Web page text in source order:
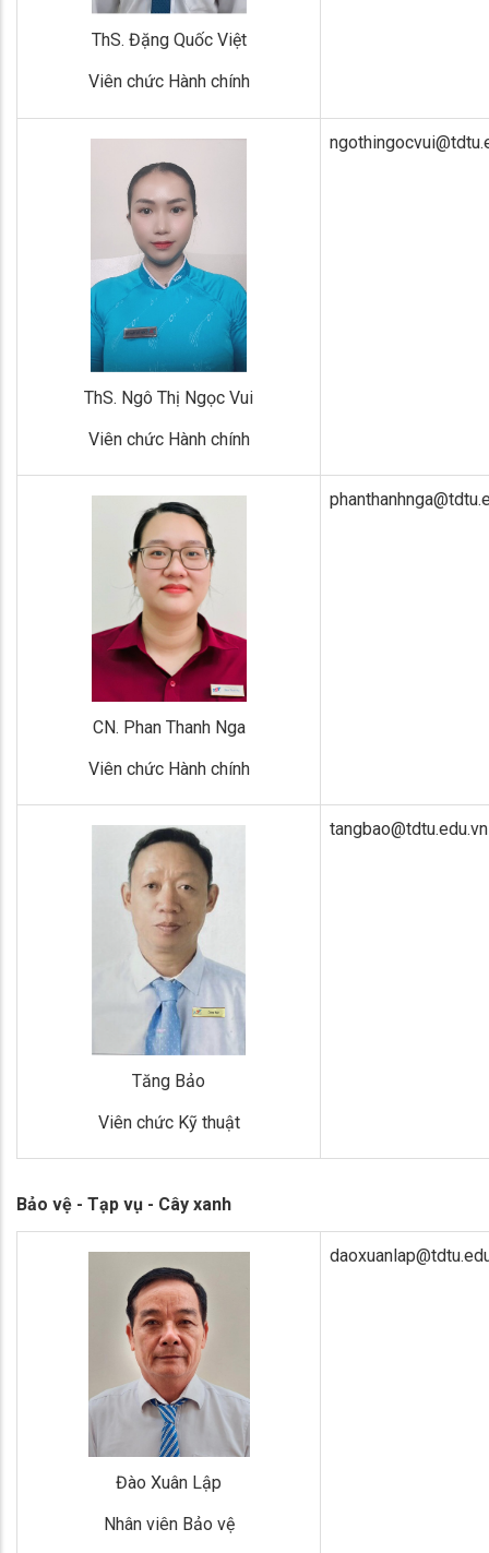
ThS. Đặng Quốc Việt
Viên chức Hành chính
ThS. Ngô Thị Ngọc Vui
Viên chức Hành chính
CN. Phan Thanh Nga
Viên chức Hành chính
Tăng Bảo
Viên chức Kỹ thuật
tangbao@tdtu.edu.vn
Bảo vệ - Tạp vụ - Cây xanh
Đào Xuân Lập
Nhân viên Bảo vệ